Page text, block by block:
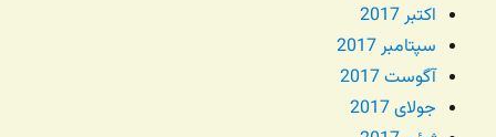
اکتبر 2017
سپتامبر 2017
آگوست 2017
جولای 2017